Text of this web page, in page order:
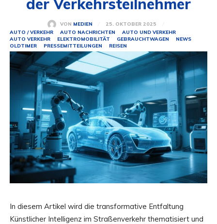
der Verkehrsteilnehmer
VON MEDIEN
25. OKTOBER 2025
AUTO / VERKEHR
AUTO NACHRICHTEN
AUTO UND VERKEHR
AUTO VERKEHR
ELEKTROMOBILITÄT GEBRAUCHTWAGEN
NEWS
OLDTIMER
PRESSEMITTEILUNGEN REISEN
In diesem Artikel wird die transformative Entfaltung
Künstlicher Intelligenz im Straßenverkehr thematisiert und